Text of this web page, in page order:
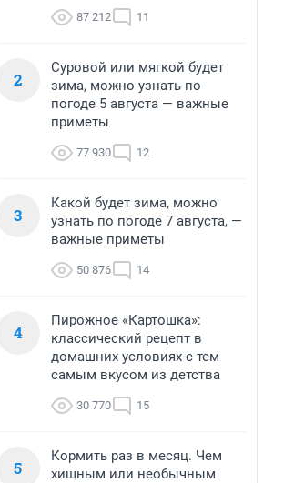
87 212 11
2
Суровой или мягкой будет
зима, можно узнать по
погоде 5 августа — важные
приметы
77 930 12
3
Какой будет зима, можно
узнать по погоде 7 августа, —
важные приметы
50 876 14
4
Пирожное «Картошка»:
классический рецепт в
домашних условиях с тем
самым вкусом из детства
30 770 15
5
Кормить раз в месяц. Чем
хищным или необычным